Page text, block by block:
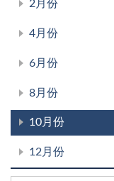
2月份
4月份
6月份
8月份
10月份
12月份